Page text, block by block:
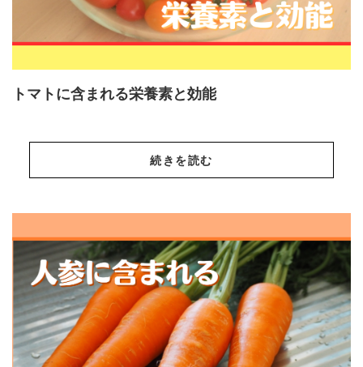
トマトに含まれる栄養素と効能
続きを読む